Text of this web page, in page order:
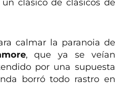
un clásico de clásicos de
calmar la paranoia de
, que ya se veían
por una supuesta
borró todo rastro en